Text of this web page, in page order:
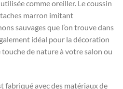
comme oreiller. Le coussin
marron imitant
sauvages que l’on trouve dans
idéal pour la décoration
de nature à votre salon ou
fabriqué avec des matériaux de